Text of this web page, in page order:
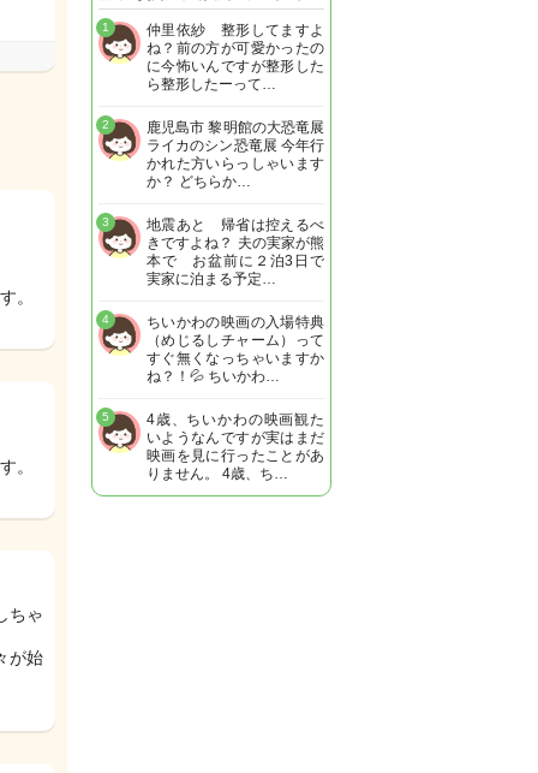
。
。
ちゃ
が始
仲里依紗 整形してますよ
ね？前の方が可愛かったの
に今怖いんですが整形した
ら整形したーって…
1
鹿児島市 黎明館の大恐竜展
ライカのシン恐竜展 今年行
かれた方いらっしゃいます
か？ どちらか…
2
地震あと 帰省は控えるべ
きですよね？ 夫の実家が熊
本で お盆前に２泊3日で
実家に泊まる予定…
3
ちいかわの映画の入場特典
（めじるしチャーム）って
すぐ無くなっちゃいますか
ね？！💦 ちいかわ…
4
4歳、ちいかわの映画観た
いようなんですが実はまだ
映画を見に行ったことがあ
りません。 4歳、ち…
5